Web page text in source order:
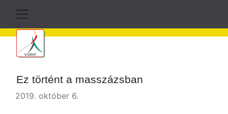
Ez történt a masszázsban
2019. október 6.